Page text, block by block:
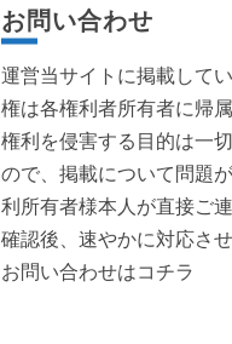
お問い合わせ
運営当サイトに掲載して
権は各権利者所有者に帰属
権利を侵害する目的は一
ので、掲載について問題
利所有者様本人が直接ご連
確認後、速やかに対応させ
お問い合わせはコチラ